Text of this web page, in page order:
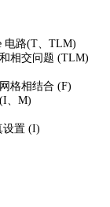
电路(T、TLM)
相交问题 (TLM)
格相结合 (F)
、M)
置 (I)